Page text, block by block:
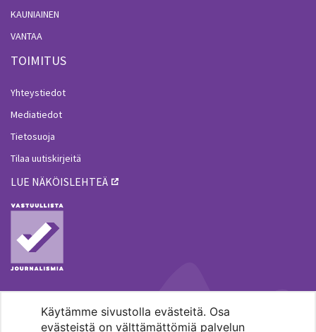
Käytämme sivustolla evästeitä. Osa
evästeistä on välttämättömiä palvelun
KAUNIAINEN
VANTAA
TOIMITUS
Yhteystiedot
Mediatiedot
Tietosuoja
Tilaa uutiskirjeitä
LUE NÄKÖISLEHTEÄ
MENOHAKU